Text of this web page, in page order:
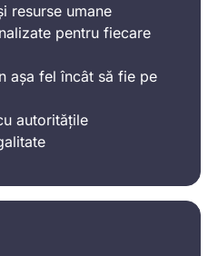
resurse umane
pentru fiecare
așa fel încât să fie pe
autoritățile